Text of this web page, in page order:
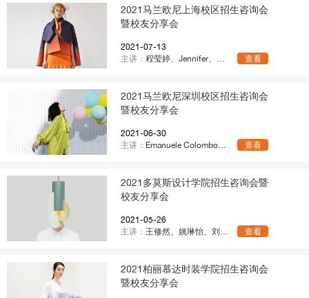
2021马兰欧尼上海校区招生咨询会
暨校友分享会
2021-07-13
主讲： 程莹婷、Jennifer、张馨月 查看
2021马兰欧尼深圳校区招生咨询会
暨校友分享会
2021-06-30
主讲： Emanuele Colombo、陈心恒、Connie、孙术 查看
2021多莫斯设计学院招生咨询会暨
校友分享会
2021-05-26
主讲： 王修然、姚琳怡、刘渊博 查看
2021柏丽慕达时装学院招生咨询会
暨校友分享会